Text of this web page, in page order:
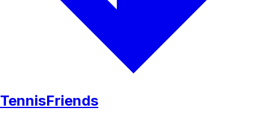
TennisFriends